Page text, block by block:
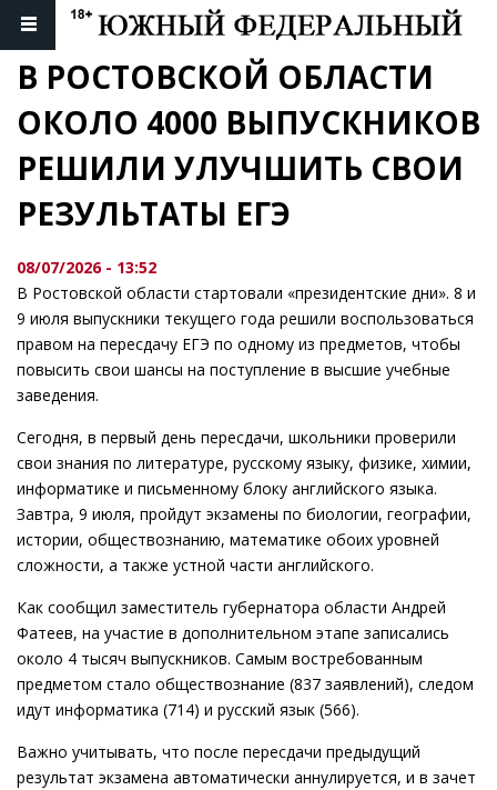
В РОСТОВСКОЙ ОБЛАСТИ
ОКОЛО 4000 ВЫПУСКНИКОВ
РЕШИЛИ УЛУЧШИТЬ СВОИ
РЕЗУЛЬТАТЫ ЕГЭ
08/07/2026 - 13:52
В Ростовской области стартовали «президентские дни». 8 и
9 июля выпускники текущего года решили воспользоваться
правом на пересдачу ЕГЭ по одному из предметов, чтобы
повысить свои шансы на поступление в высшие учебные
заведения.
Сегодня, в первый день пересдачи, школьники проверили
свои знания по литературе, русскому языку, физике, химии,
информатике и письменному блоку английского языка.
Завтра, 9 июля, пройдут экзамены по биологии, географии,
истории, обществознанию, математике обоих уровней
сложности, а также устной части английского.
Как сообщил заместитель губернатора области Андрей
Фатеев, на участие в дополнительном этапе записались
около 4 тысяч выпускников. Самым востребованным
предметом стало обществознание (837 заявлений), следом
идут информатика (714) и русский язык (566).
Важно учитывать, что после пересдачи предыдущий
результат экзамена автоматически аннулируется, и в зачет